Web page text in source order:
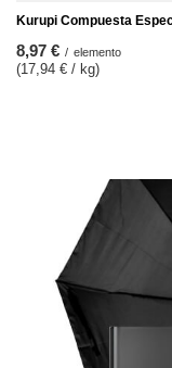
Kurupi Compuesta
8,97 € / elemento
(17,94 € / kg)